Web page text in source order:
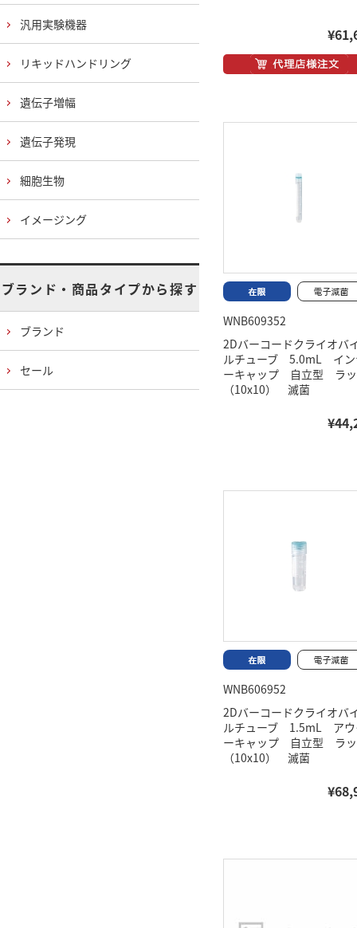
WNB609352
2Dバーコードクライオバ
ルチューブ 5.0mL イン
ーキャップ 自立型 ラ
（10x10） 滅菌
WNB606952
2Dバーコードクライオバ
ルチューブ 1.5mL アウ
ーキャップ 自立型 ラ
（10x10） 滅菌
汎用実験機器
リキッドハンドリング
遺伝子増幅
遺伝子発現
細胞生物
イメージング
ブランド・商品タイプから探す
ブランド
セール